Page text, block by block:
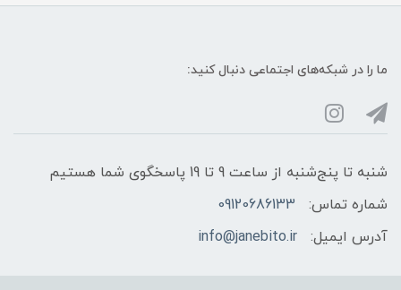
ما را در شبکه‌های اجتماعی دنبال کنید:
شنبه تا پنج‌شنبه از ساعت 9 تا 19 پاسخگوی شما هستیم
شماره تماس:
09120686133
آدرس ایمیل:
info@janebito.ir